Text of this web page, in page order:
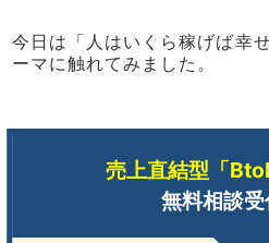
今日は「人はいくら稼げば幸
ーマに触れてみました。
売上直結型「
無料相談受